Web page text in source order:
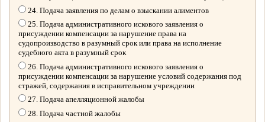
24. Подача заявления по делам о взыскании алиментов
25. Подача административного искового заявления о
присуждении компенсации за нарушение права на
судопроизводство в разумный срок или права на исполнение
судебного акта в разумный срок
26. Подача административного искового заявления о
присуждении компенсации за нарушение условий содержания под
стражей, содержания в исправительном учреждении
27. Подача апелляционной жалобы
28. Подача частной жалобы